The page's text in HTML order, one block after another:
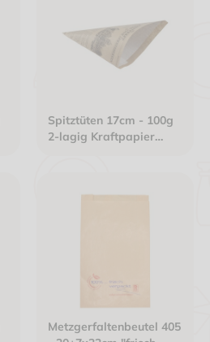
Spitztüten 17cm - 100g
2-lagig Kraftpapier
Metzgerfaltenbeutel 405